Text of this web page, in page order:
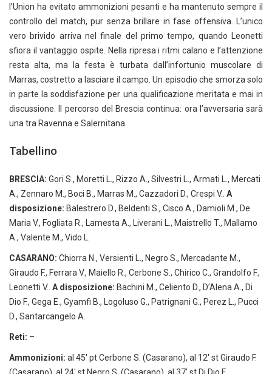
l’Union ha evitato ammonizioni pesanti e ha mantenuto sempre il
controllo del match, pur senza brillare in fase offensiva. L’unico
vero brivido arriva nel finale del primo tempo, quando Leonetti
sfiora il vantaggio ospite. Nella ripresa i ritmi calano e l’attenzione
resta alta, ma la festa è turbata dall’infortunio muscolare di
Marras, costretto a lasciare il campo. Un episodio che smorza solo
in parte la soddisfazione per una qualificazione meritata e mai in
discussione. Il percorso del Brescia continua: ora l’avversaria sarà
una tra Ravenna e Salernitana.
Tabellino
BRESCIA: Gori S., Moretti L., Rizzo A., Silvestri L., Armati L., Mercati
A., Zennaro M., Boci B., Marras M., Cazzadori D., Crespi V.. A
disposizione: Balestrero D., Beldenti S., Cisco A., Damioli M., De
Maria V., Fogliata R., Lamesta A., Liverani L., Maistrello T., Mallamo
A., Valente M., Vido L.
CASARANO: Chiorra N., Versienti L., Negro S., Mercadante M.,
Giraudo F., Ferrara V., Maiello R., Cerbone S., Chirico C., Grandolfo F.,
Leonetti V.. A disposizione: Bachini M., Celiento D., D’Alena A., Di
Dio F., Gega E., Gyamfi B., Logoluso G., Patrignani G., Perez L., Pucci
D., Santarcangelo A.
Reti: –
Ammonizioni: al 45′ pt Cerbone S. (Casarano), al 12′ st Giraudo F.
(Casarano), al 24′ st Negro S. (Casarano), al 37′ st Di Dio F.